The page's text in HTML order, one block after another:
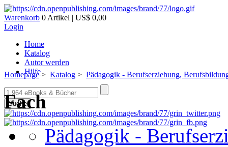
Warenkorb 0 Artikel | US$ 0,00
Login
Home
Katalog
Autor werden
Hilfe
Suche
Homepage> Katalog > Pädagogik - Berufserziehung,
Fach
Pädagogik -